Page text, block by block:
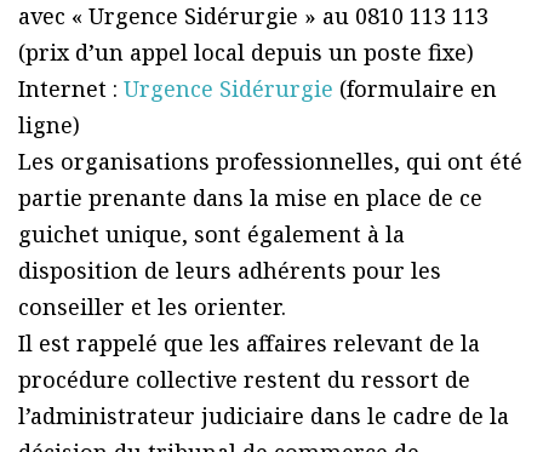
avec « Urgence Sidérurgie » au 0810 113 113
(prix d’un appel local depuis un poste fixe)
Internet : Urgence Sidérurgie (formulaire en
ligne)
Les organisations professionnelles, qui ont été
partie prenante dans la mise en place de ce
guichet unique, sont également à la
disposition de leurs adhérents pour les
conseiller et les orienter.
Il est rappelé que les affaires relevant de la
procédure collective restent du ressort de
l’administrateur judiciaire dans le cadre de la